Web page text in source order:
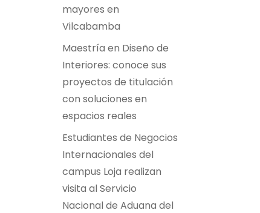
mayores en
Vilcabamba
Maestría en Diseño de
Interiores: conoce sus
proyectos de titulación
con soluciones en
espacios reales
Estudiantes de Negocios
Internacionales del
campus Loja realizan
visita al Servicio
Nacional de Aduana del